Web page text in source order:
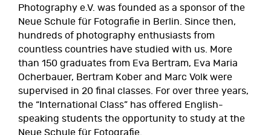
Photography e.V. was founded as a sponsor of the
Neue Schule für Fotografie in Berlin. Since then,
hundreds of photography enthusiasts from
countless countries have studied with us. More
than 150 graduates from Eva Bertram, Eva Maria
Ocherbauer, Bertram Kober and Marc Volk were
supervised in 20 final classes. For over three years,
the “International Class” has offered English-
speaking students the opportunity to study at the
Neue Schule für Fotografie.